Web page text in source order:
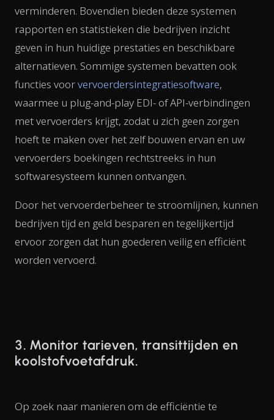
verminderen. Bovendien bieden deze systemen
rapporten en statistieken die bedrijven inzicht
geven in hun huidige prestaties en beschikbare
alternatieven. Sommige systemen bevatten ook
functies voorvervoerdersintegratiesoftware,
waarmee u plug-and-play EDI- of API-verbindingen
met vervoerders krijgt, zodat u zich geen zorgen
hoeft te maken over het zelf bouwen ervan en uw
vervoerders boekingen rechtstreeks in hun
softwaresysteem kunnen ontvangen.
Door het vervoerderbeheer te stroomlijnen, kunnen
bedrijven tijd en geld besparen en tegelijkertijd
ervoor zorgen dat hun goederen veilig en efficiënt
worden vervoerd.
3. Monitor tarieven, transittijden en
koolstofvoetafdruk.
Op zoek naar manieren om de efficiëntie te